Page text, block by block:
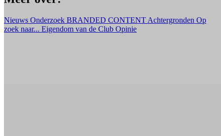
Nieuws Onderzoek BRANDED CONTENT Achtergronden Op
zoek naar... Eigendom van de Club Opinie